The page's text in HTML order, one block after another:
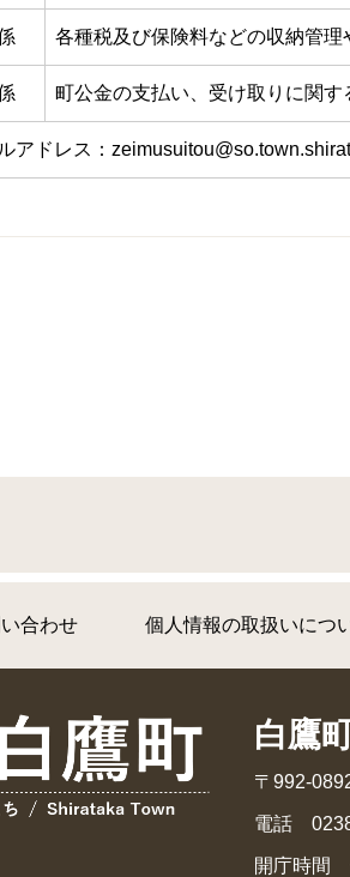
各種税及び保険料などの収納管理
町公金の支払い、受け取りに関す
アドレス：
合わせ 個人情報の取扱いにつ
白鷹
〒992-
電話
開庁時間